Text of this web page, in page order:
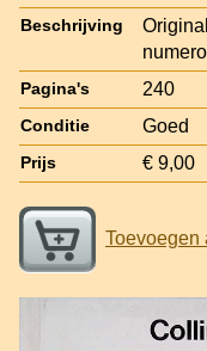
Beschrijving
Pagina's 240
Conditie Goed
Prijs € 9,00
Toevoegen